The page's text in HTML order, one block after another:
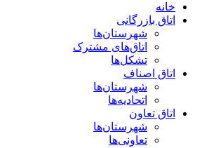
خانه
اتاق بازرگانی
شهرستان‌ها
اتاق‌های مشترک
تشکل‌ها
اتاق اصناف
شهرستان‌ها
اتحادیه‌ها
اتاق تعاون
شهرستان‌ها
تعاونی‌ها